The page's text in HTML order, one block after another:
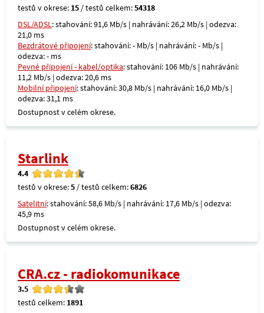
testů v okrese: 15 / testů celkem:54318
DSL/ADSL: stahování: 91,6 Mb/s | nahrávání: 26,2 Mb/s | odezva:
21,0 ms
Bezdrátové připojení: stahování: - Mb/s | nahrávání: - Mb/s |
odezva: - ms
Pevné připojení - kabel/optika: stahování: 106 Mb/s | nahrávání:
11,2 Mb/s | odezva: 20,6 ms
Mobilní připojení: stahování: 30,8 Mb/s | nahrávání: 16,0 Mb/s |
odezva: 31,1 ms
Dostupnost v celém okrese.
Starlink
4.4
testů v okrese:5 / testů celkem:6826
Satelitní: stahování: 58,6 Mb/s | nahrávání: 17,6 Mb/s | odezva:
45,9 ms
Dostupnost v celém okrese.
CRA.cz - radiokomunikace
3.5
testů celkem: 1891